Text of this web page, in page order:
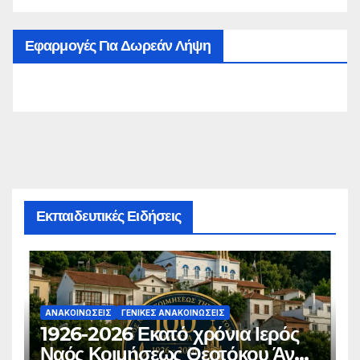
Εφαρμογές Για Δωρεάν Λήψη
Εκπαιδευτικές Ειδήσεις
ΑΝΑΚΟΙΝΏΣΕΙΣ ΓΕΝΙΚΈΣ ΑΝΑΚΟΙΝΏΣΕΙΣ
1926-2026 Εκατό χρόνια Ιερός
Ναός Κοιμήσεως Θεοτόκου Άνω